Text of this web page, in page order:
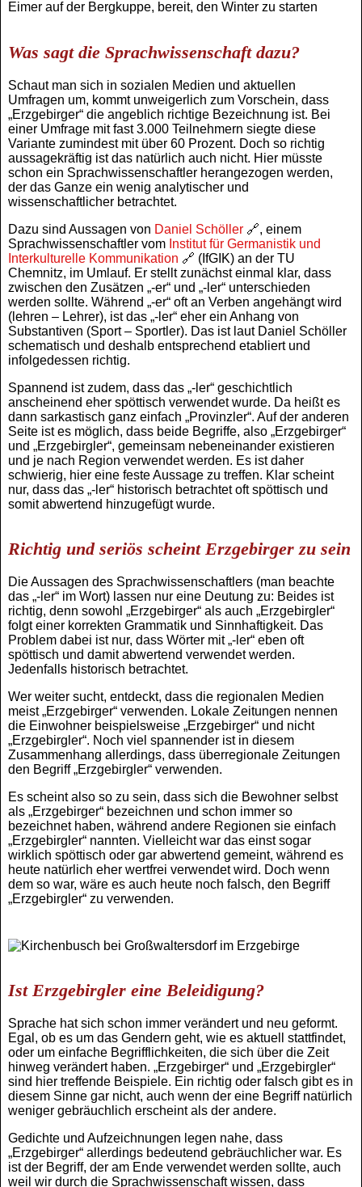
Was sagt die Sprachwissenschaft dazu?
Schaut man sich in sozialen Medien und aktuellen
Umfragen um, kommt unweigerlich zum Vorschein, dass
„Erzgebirger“ die angeblich richtige Bezeichnung ist. Bei
einer Umfrage mit fast 3.000 Teilnehmern siegte diese
Variante zumindest mit über 60 Prozent. Doch so richtig
aussagekräftig ist das natürlich auch nicht. Hier müsste
schon ein Sprachwissenschaftler herangezogen werden,
der das Ganze ein wenig analytischer und
wissenschaftlicher betrachtet.
Dazu sind Aussagen von Daniel Schöller🔗, einem
Sprachwissenschaftler vom Institut für Germanistik und
Interkulturelle Kommunikation 🔗 (IfGIK) an der TU
Chemnitz, im Umlauf. Er stellt zunächst einmal klar, dass
zwischen den Zusätzen „-er“ und „-ler“ unterschieden
werden sollte. Während „-er“ oft an Verben angehängt wird
(lehren – Lehrer), ist das „-ler“ eher ein Anhang von
Substantiven (Sport – Sportler). Das ist laut Daniel Schöller
schematisch und deshalb entsprechend etabliert und
infolgedessen richtig.
Spannend ist zudem, dass das „-ler“ geschichtlich
anscheinend eher spöttisch verwendet wurde. Da heißt es
dann sarkastisch ganz einfach „Provinzler“. Auf der anderen
Seite ist es möglich, dass beide Begriffe, also „Erzgebirger“
und „Erzgebirgler“, gemeinsam nebeneinander existieren
und je nach Region verwendet werden. Es ist daher
schwierig, hier eine feste Aussage zu treffen. Klar scheint
nur, dass das „-ler“ historisch betrachtet oft spöttisch und
somit abwertend hinzugefügt wurde.
Richtig und seriös scheint Erzgebirger zu sein
Die Aussagen des Sprachwissenschaftlers (man beachte
das „-ler“ im Wort) lassen nur eine Deutung zu: Beides ist
richtig, denn sowohl „Erzgebirger“ als auch „Erzgebirgler“
folgt einer korrekten Grammatik und Sinnhaftigkeit. Das
Problem dabei ist nur, dass Wörter mit „-ler“ eben oft
spöttisch und damit abwertend verwendet werden.
Jedenfalls historisch betrachtet.
Wer weiter sucht, entdeckt, dass die regionalen Medien
meist „Erzgebirger“ verwenden. Lokale Zeitungen nennen
die Einwohner beispielsweise „Erzgebirger“ und nicht
„Erzgebirgler“. Noch viel spannender ist in diesem
Zusammenhang allerdings, dass überregionale Zeitungen
den Begriff „Erzgebirgler“ verwenden.
Es scheint also so zu sein, dass sich die Bewohner selbst
als „Erzgebirger“ bezeichnen und schon immer so
bezeichnet haben, während andere Regionen sie einfach
„Erzgebirgler“ nannten. Vielleicht war das einst sogar
wirklich spöttisch oder gar abwertend gemeint, während es
heute natürlich eher wertfrei verwendet wird. Doch wenn
dem so war, wäre es auch heute noch falsch, den Begriff
„Erzgebirgler“ zu verwenden.
Ist Erzgebirgler eine Beleidigung?
Sprache hat sich schon immer verändert und neu geformt.
Egal, ob es um das Gendern geht, wie es aktuell stattfindet,
oder um einfache Begrifflichkeiten, die sich über die Zeit
hinweg verändert haben. „Erzgebirger“ und „Erzgebirgler“
sind hier treffende Beispiele. Ein richtig oder falsch gibt es in
diesem Sinne gar nicht, auch wenn der eine Begriff natürlich
weniger gebräuchlich erscheint als der andere.
Gedichte und Aufzeichnungen legen nahe, dass
„Erzgebirger“ allerdings bedeutend gebräuchlicher war. Es
ist der Begriff, der am Ende verwendet werden sollte, auch
weil wir durch die Sprachwissenschaft wissen, dass